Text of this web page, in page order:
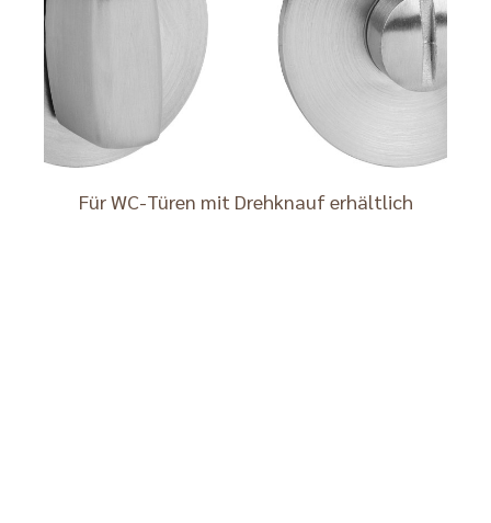
Für WC-Türen mit Drehknauf erhältlich